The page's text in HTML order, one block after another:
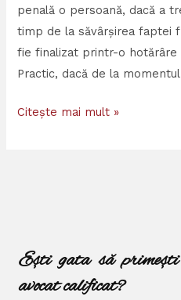
penală o persoană, dacă a
timp de la săvârșirea faptei
fie finalizat printr-o hotărâre
Practic, dacă de la
Citește mai mult »
Ești gata să
avocat calificat?